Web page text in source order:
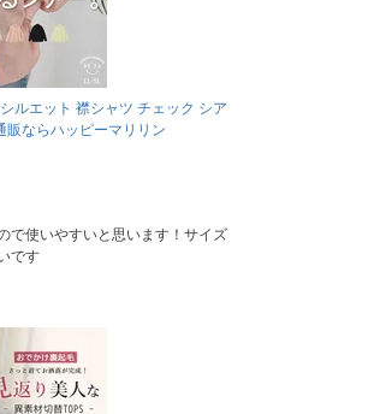
ルエット 襟シャツ チェック シア
販ならハッピーマリリン
で使いやすいと思います！サイズ
です